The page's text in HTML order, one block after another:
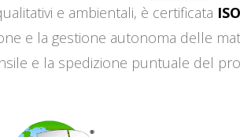
e ambientali, è certificata
e la gestione autonoma delle
e la spedizione puntuale del